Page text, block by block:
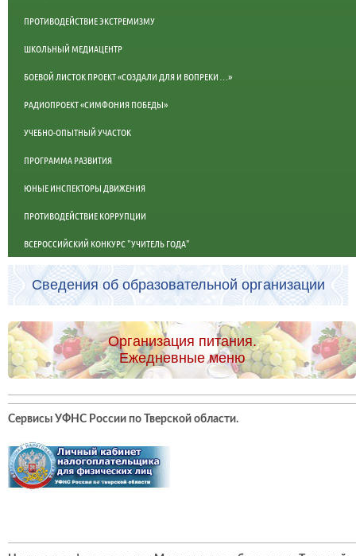
ПРОТИВОДЕЙСТВИЕ ЭКСТРЕМИЗМУ
ШКОЛЬНЫЙ МЕДИАЦЕНТР
БОЕВОЙ ЛИСТОК ПРОЕКТ «СОЗДАЛИ ДЛЯ И ВОПРЕКИ …»
РАДИОПРОЕКТ «СИМФОНИЯ ПОБЕДЫ»
УЧЕБНО-ОПЫТНЫЙ УЧАСТОК
ПРОГРАММА РАЗВИТИЯ
ЮНЫЕ ИНСПЕКТОРЫ ДВИЖЕНИЯ
ПРОТИВОДЕЙСТВИЕ КОРРУПЦИИ
ВСЕРОССИЙСКИЙ КОНКУРС "УЧИТЕЛЬ ГОДА"
Сведения об образовательной организации
Организация питания.
Ежедневные меню
Сервисы УФНС России по Тверской области.